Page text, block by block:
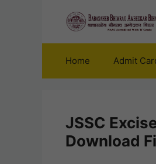
Home Admit
JSSC
Download